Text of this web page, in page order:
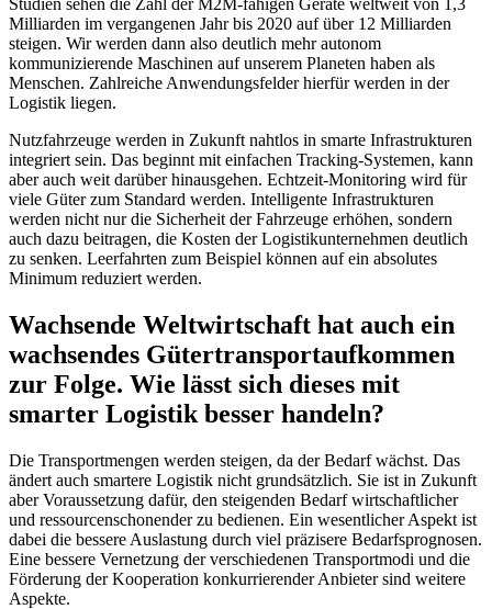
Studien sehen die Zahl der M2M-fähigen Geräte weltweit von 1,3
Milliarden im vergangenen Jahr bis 2020 auf über 12 Milliarden
steigen. Wir werden dann also deutlich mehr autonom
kommunizierende Maschinen auf unserem Planeten haben als
Menschen. Zahlreiche Anwendungsfelder hierfür werden in der
Logistik liegen.
Nutzfahrzeuge werden in Zukunft nahtlos in smarte Infrastrukturen
integriert sein. Das beginnt mit einfachen Tracking-Systemen, kann
aber auch weit darüber hinausgehen. Echtzeit-Monitoring wird für
viele Güter zum Standard werden. Intelligente Infrastrukturen
werden nicht nur die Sicherheit der Fahrzeuge erhöhen, sondern
auch dazu beitragen, die Kosten der Logistikunternehmen deutlich
zu senken. Leerfahrten zum Beispiel können auf ein absolutes
Minimum reduziert werden.
Wachsende Weltwirtschaft hat auch ein
wachsendes Gütertransportaufkommen
zur Folge. Wie lässt sich dieses mit
smarter Logistik besser handeln?
Die Transportmengen werden steigen, da der Bedarf wächst. Das
ändert auch smartere Logistik nicht grundsätzlich. Sie ist in Zukunft
aber Voraussetzung dafür, den steigenden Bedarf wirtschaftlicher
und ressourcenschonender zu bedienen. Ein wesentlicher Aspekt ist
dabei die bessere Auslastung durch viel präzisere Bedarfsprognosen.
Eine bessere Vernetzung der verschiedenen Transportmodi und die
Förderung der Kooperation konkurrierender Anbieter sind weitere
Aspekte.